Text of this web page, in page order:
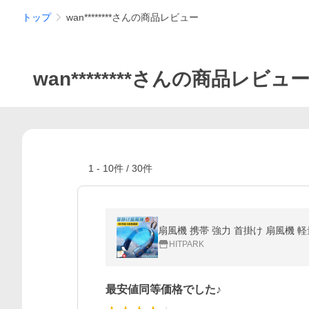
トップ wan********さんの商品レビュー
wan********さんの商品レビュー
1 - 10件 / 30件
HITPARK
最安値同等価格でした♪